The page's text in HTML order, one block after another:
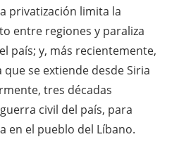
privatización limita la
entre regiones y paraliza
país; y, más recientemente,
se extiende desde Siria
tres décadas
civil del país, para
en el pueblo del Líbano.